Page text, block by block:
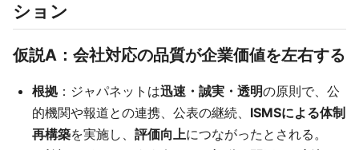
ション
仮説A：会社対応の品質が企業価値を左右する
根拠 ：ジャパネットは迅速・誠実・透明の原則で、公
的機関や報道との連携、公表の継続、 ISMSによる体制
再構築を実施し、 評価向上につながったとされる。